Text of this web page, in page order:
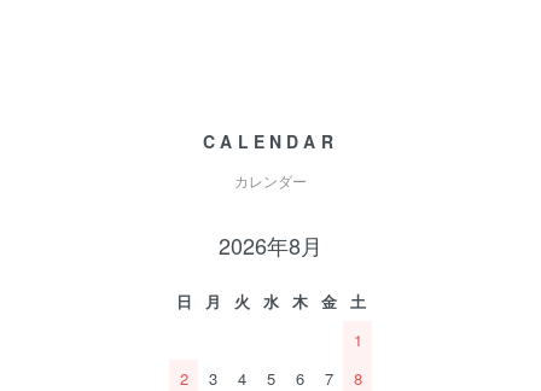
CALENDAR
カレンダー
2026年8月
日 月 火 水 木 金
土
1
2
3 4 5 6 7
8